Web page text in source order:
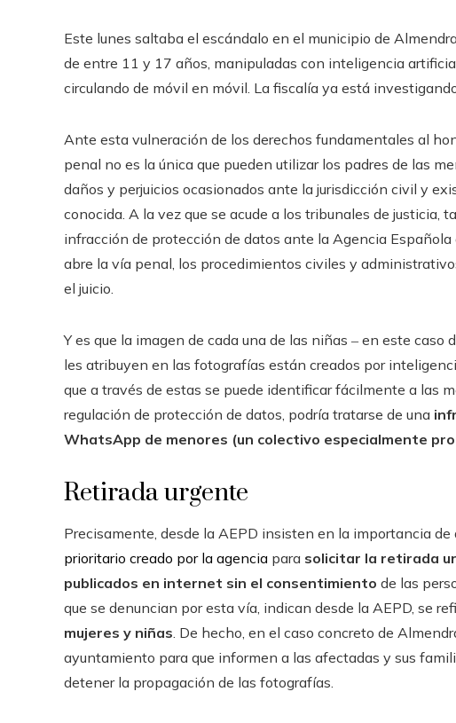
Este lunes saltaba el escándalo en el municipio de
de entre 11 y 17 años, manipuladas con inteligencia
circulando de móvil en móvil. La fiscalía ya está
Ante esta vulneración de los derechos fundamentales al
penal no es la única que pueden utilizar los padres de las
daños y perjuicios ocasionados ante la jurisdicción civil y
conocida. A la vez que se acude a los tribunales de justicia,
infracción de protección de datos ante la Agencia Española
abre la vía penal, los procedimientos civiles y
el juicio.
Y es que la imagen de cada una de las niñas ‒ en este caso
les atribuyen en las fotografías están creados por
que a través de estas se puede identificar fácilmente a las
regulación de protección de datos, podría tratarse de una
WhatsApp de menores (un colectivo especialmente
Retirada urgente
Precisamente, desde la AEPD insisten en la importancia
prioritario creado por la agencia para solicitar la retirada
publicados en internet sin el consentimiento de las
que se denuncian por esta vía, indican desde la AEPD, se
mujeres y niñas . De hecho, en el caso concreto de
ayuntamiento para que informen a las afectadas y sus
detener la propagación de las fotografías.